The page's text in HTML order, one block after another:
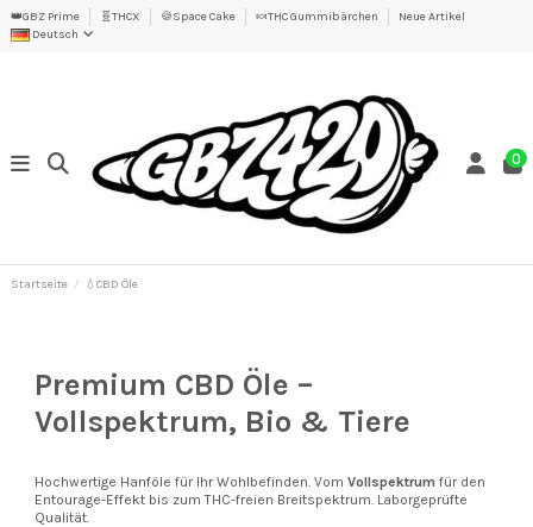
👑GBZ Prime 🧬THCX 🍪Space Cake 🍬THC Gummibärchen
Neue Artikel
Deutsch
0
Startseite 💧CBD Öle
Premium CBD Öle –
Vollspektrum, Bio & Tiere
Hochwertige Hanföle für Ihr Wohlbefinden. Vom Vollspektrum für den
Entourage-Effekt bis zum THC-freien Breitspektrum. Laborgeprüfte
Qualität.